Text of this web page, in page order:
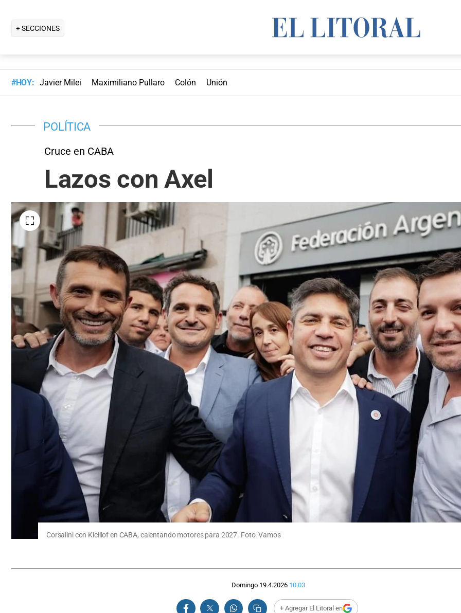
+ SECCIONES
#HOY: Javier Milei Maximiliano Pullaro Colón Unión
POLÍTICA
Cruce en CABA
Lazos con Axel
Corsalini con Kicillof en CABA, calentando motores para 2027. Foto: Vamos
Domingo 19.4.2026 10:03
+ Agregar El Litoral en